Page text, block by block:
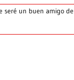
seré un buen amigo de